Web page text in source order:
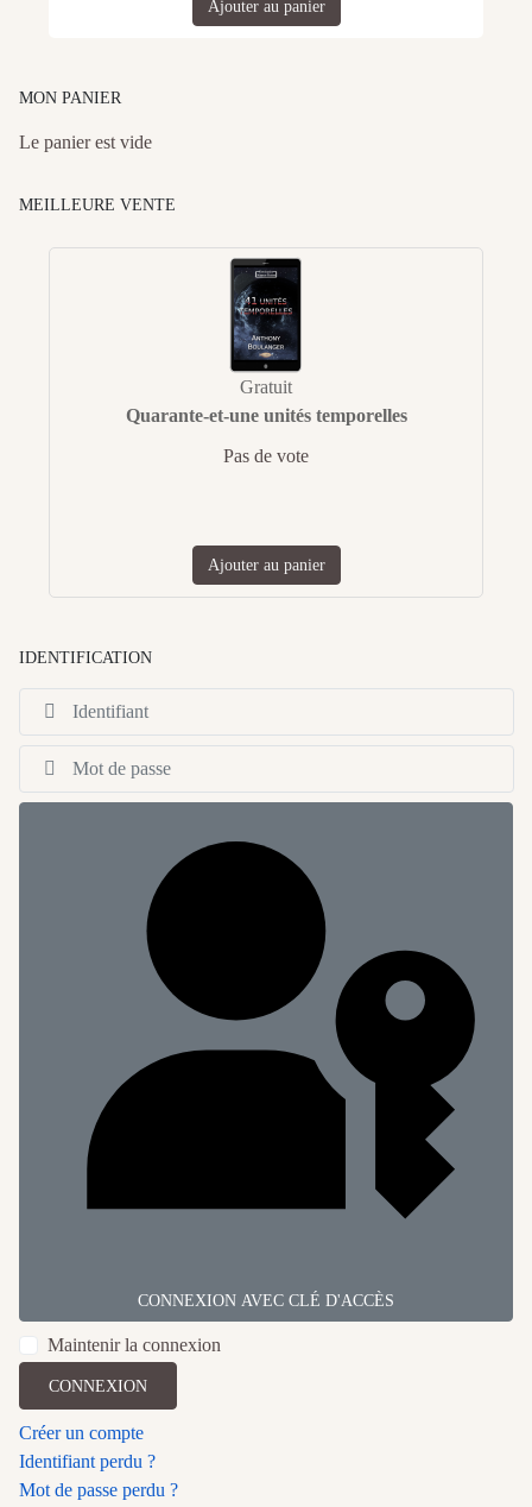
Ajouter au panier
MON PANIER
Le panier est vide
MEILLEURE VENTE
Gratuit
Quarante-et-une unités temporelles
Pas de vote
Ajouter au panier
IDENTIFICATION
CONNEXION AVEC CLÉ D'ACCÈS
Maintenir la connexion
CONNEXION
Créer un compte
Identifiant perdu ?
Mot de passe perdu ?